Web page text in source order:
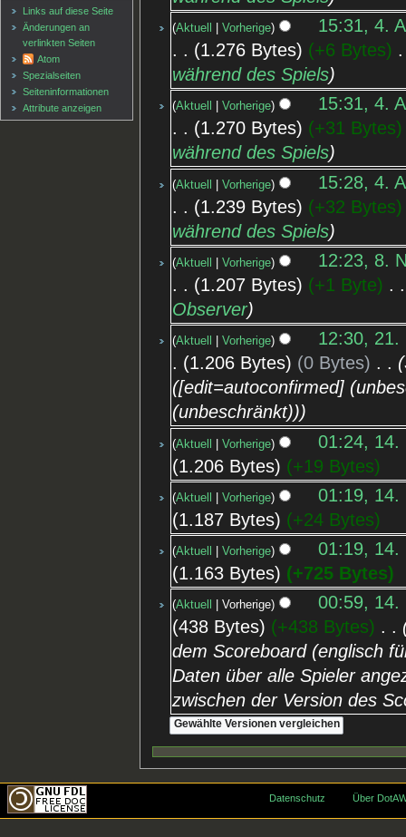
Aktuell Vorherige
15:31, 4.
1.276 Bytes
+6 Bytes
während des Spiels
Aktuell Vorherige
15:31, 4.
1.270 Bytes
+31 Bytes
während des Spiels
Aktuell Vorherige
15:28, 4.
1.239 Bytes
+32 Bytes
während des Spiels
Aktuell Vorherige
12:23, 8.
1.207 Bytes
+1 Byte
Observer
Aktuell Vorherige
12:30, 21.
1.206 Bytes
0 Bytes
([edit=autoconfirmed]
(unbeschränkt))
Aktuell Vorherige
01:24, 14.
1.206 Bytes
+19 Bytes
Aktuell Vorherige
01:19, 14.
1.187 Bytes
+24 Bytes
Aktuell Vorherige
01:19, 14.
1.163 Bytes
+725 Bytes
Aktuell Vorherige
00:59, 14.
438 Bytes
+438 Bytes
dem Scoreboard (englisch
Daten über alle Spieler
zwischen der Version des
Links auf diese Seite
Änderungen an
verlinkten Seiten
Atom
Spezialseiten
Seiten­informationen
Attribute anzeigen
Datenschutz Über